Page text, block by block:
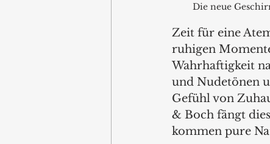
Die neue
Zeit für eine
ruhigen
Wahrhaftigkeit
und Nudetönen
Gefühl von
& Boch fängt
kommen pure